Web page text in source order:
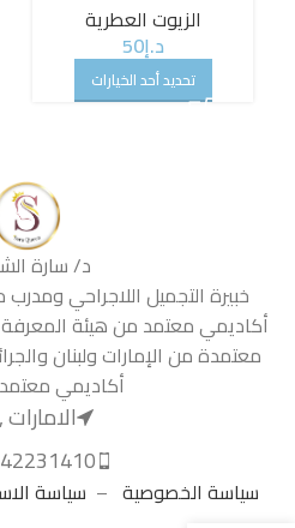
الزيوت العطرية
د.إ50
تحديد أحد الخيارات
د/ سارة
خبيرة التجميل اللاجراحي
أكاديمي معتمد من هيئة
معتمدة من الإمارات ولبنان
أكاديمي
سياسة الخصوصية – سياسة